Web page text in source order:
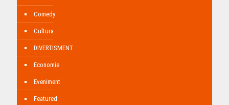
Comedy
Cultura
DIVERTISMENT
Economie
Eveniment
Featured